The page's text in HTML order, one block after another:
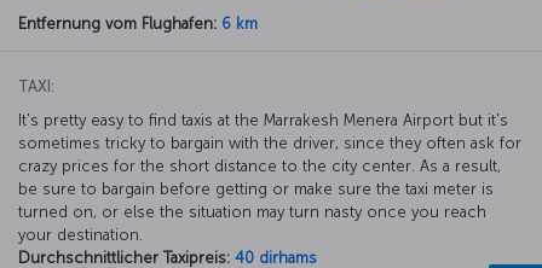
Entfernung vom Flughafen: 6 km
TAXI:
It's pretty easy to find taxis at the Marrakesh Menera Airport but it's
sometimes tricky to bargain with the driver, since they often ask for
crazy prices for the short distance to the city center. As a result,
be sure to bargain before getting or make sure the taxi meter is
turned on, or else the situation may turn nasty once you reach
your destination.
Durchschnittlicher Taxipreis: 40 dirhams